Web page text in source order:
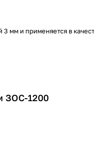
мм и применяется в
ЗОС-1200